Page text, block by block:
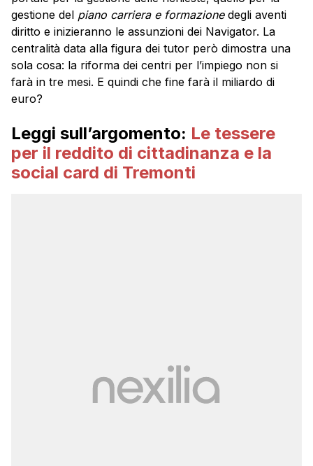
gestione del piano carriera e formazionedegli aventi
diritto e inizieranno le assunzioni dei Navigator. La
centralità data alla figura dei tutor però dimostra una
sola cosa: la riforma dei centri per l’impiego non si
farà in tre mesi. E quindi che fine farà il miliardo di
euro?
Leggi sull’argomento: Le tessere
per il reddito di cittadinanza e la
social card di Tremonti